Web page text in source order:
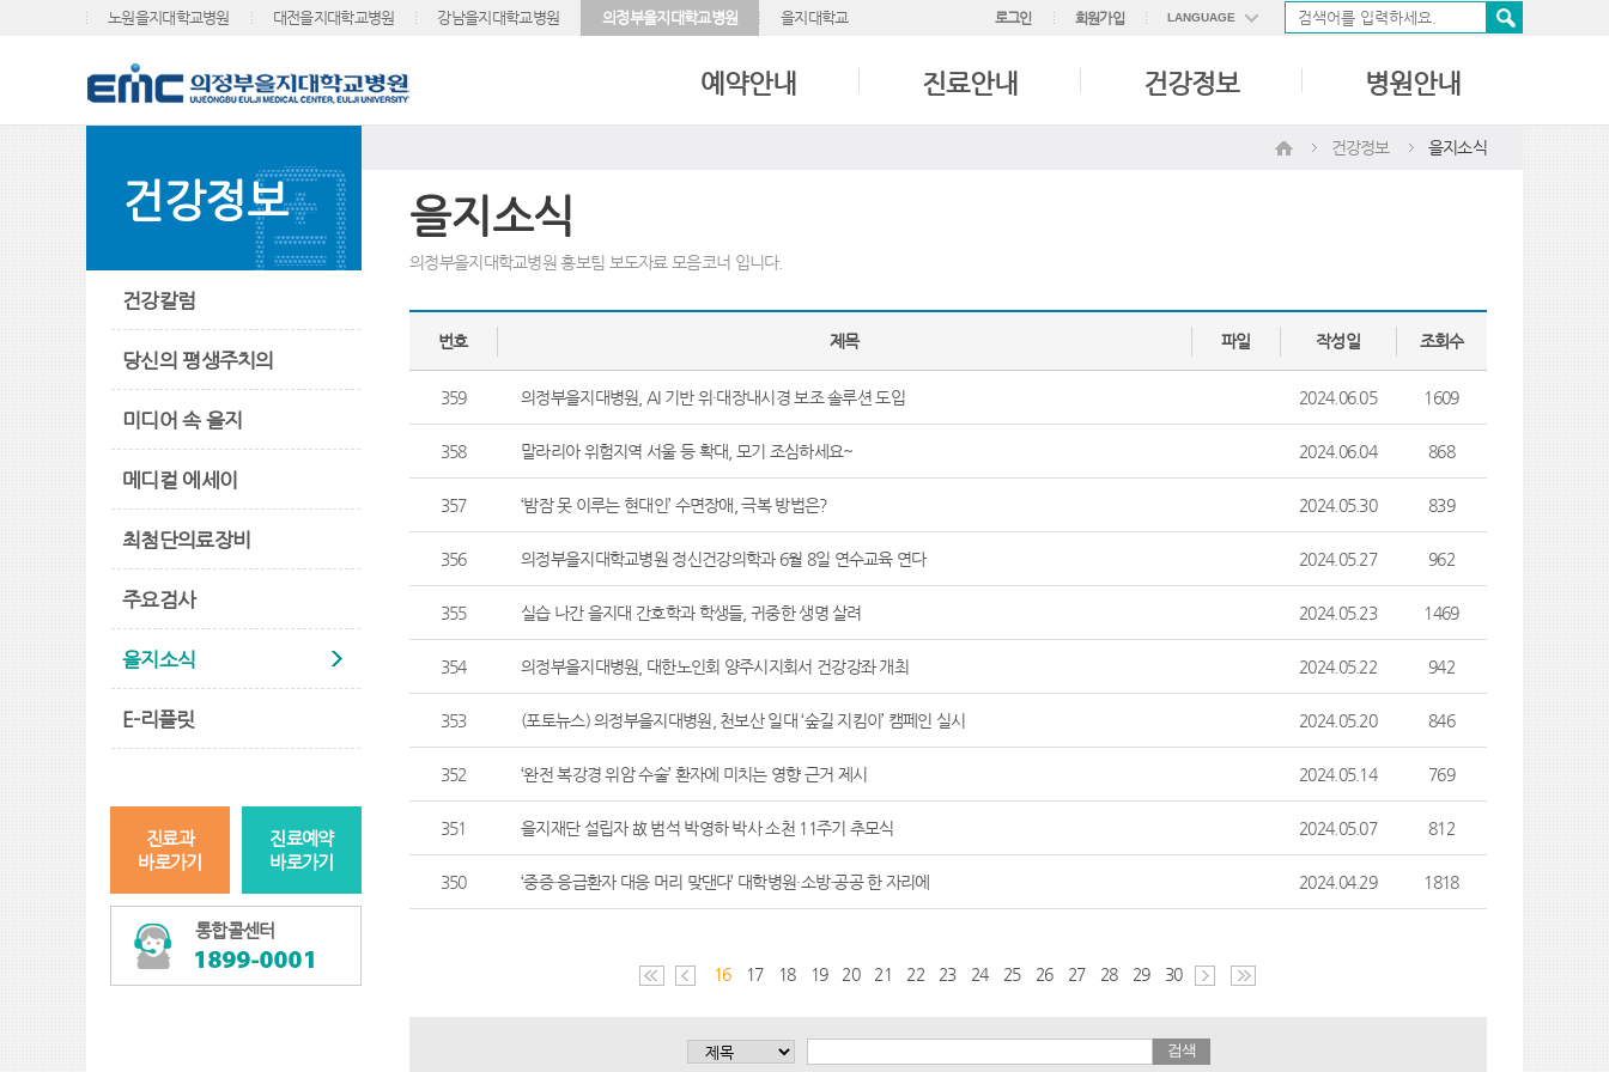
노원을지대학교병원 대전을지대학교병원 강남을지대학교병원 의정부을지대학교병원 을지대학교 로그인 회원가입 LANGUAGE
中國語
예약안내 진료안내 건강정보 병원안내
건강정보
건강칼럼
당신의 평생주치의
미디어 속 을지
메디컬 에세이
최첨단의료장비
주요검사
을지소식
E-리플릿
진료과
바로가기
진료예약
바로가기
통합콜센터
건강정보 을지소식
을지소식
의정부을지대학교병원 홍보팀 보도자료 모음코너 입니다.
번호 제목 파일 작성일 조회수
359 의정부을지대병원, AI 기반 위·대장내시경 보조 솔루션 도입 2024.06.05 1609
358 말라리아 위험지역 서울 등 확대, 모기 조심하세요~ 2024.06.04 868
357 ‘밤잠 못 이루는 현대인’ 수면장애, 극복 방법은? 2024.05.30 839
356 의정부을지대학교병원 정신건강의학과 6월 8일 연수교육 연다 2024.05.27 962
355 실습 나간 을지대 간호학과 학생들, 귀중한 생명 살려 2024.05.23 1469
354 의정부을지대병원, 대한노인회 양주시지회서 건강강좌 개최 2024.05.22 942
353 (포토뉴스) 의정부을지대병원, 천보산 일대 ‘숲길 지킴이’ 캠페인 실시 2024.05.20 846
352 ‘완전 복강경 위암 수술’ 환자에 미치는 영향 근거 제시 2024.05.14 769
351 을지재단 설립자 故 범석 박영하 박사 소천 11주기 추모식 2024.05.07 812
350 ‘중증·응급환자 대응 머리 맞댄다’ 대학병원·소방·공공 한 자리에 2024.04.29 1818
16 17 18 19 20 21 22 23 24 25 26 27 28 29 30
검색